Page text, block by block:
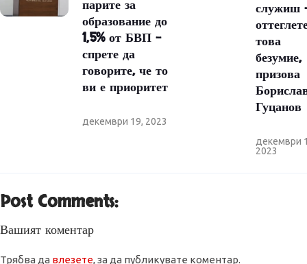
парите за
образование до
1,5% от БВП –
спрете да
говорите, че то
ви е приоритет
декември 19, 2023
служиш
това
безумие,
призова
Гуцанов
декември
2023
Post Comments:
Вашият коментар
Трябва да влезете, за да публикувате коментар.